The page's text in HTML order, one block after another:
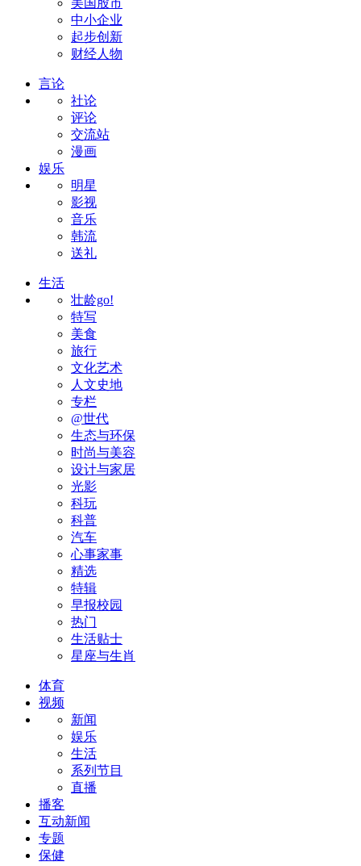
中小企业
起步创新
财经人物
言论
社论
评论
交流站
漫画
娱乐
明星
影视
音乐
韩流
送礼
生活
壮龄go!
特写
美食
旅行
文化艺术
人文史地
专栏
@世代
生态与环保
时尚与美容
设计与家居
光影
科玩
科普
汽车
心事家事
精选
特辑
早报校园
热门
生活贴士
星座与生肖
体育
视频
新闻
娱乐
生活
系列节目
直播
播客
互动新闻
专题
保健